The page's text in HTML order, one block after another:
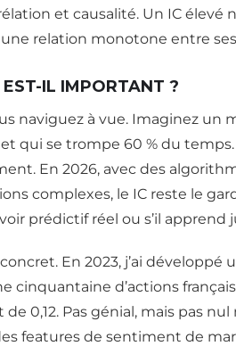
et causalité. Un IC élevé
une relation monotone entre
IL IMPORTANT ?
naviguez à vue. Imaginez un
qui se trompe 60 % du
En 2026, avec des
complexes, le IC reste le
prédictif réel ou s’il apprend
En 2023, j’ai développé
cinquantaine d’actions
0,12. Pas génial, mais pas
features de sentiment de